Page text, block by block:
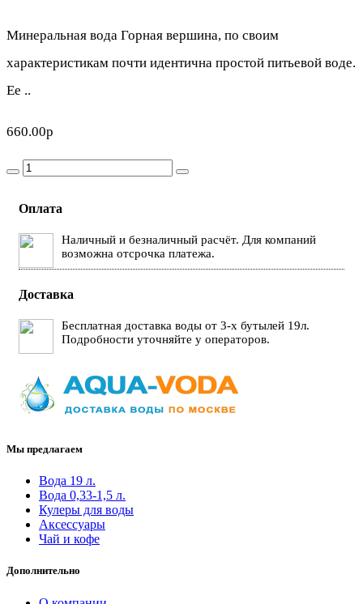
Минеральная вода Горная вершина, по своим
характеристикам почти идентична простой питьевой воде.
Ее ..
660.00р
Оплата
Наличный и безналичный расчёт. Для компаний
возможна отсрочка платежа.
Доставка
Бесплатная доставка воды от 3-х бутылей 19л.
Подробности уточняйте у операторов.
Мы предлагаем
Вода 19 л.
Вода 0,33-1,5 л.
Кулеры для воды
Аксессуары
Чай и кофе
Дополнительно